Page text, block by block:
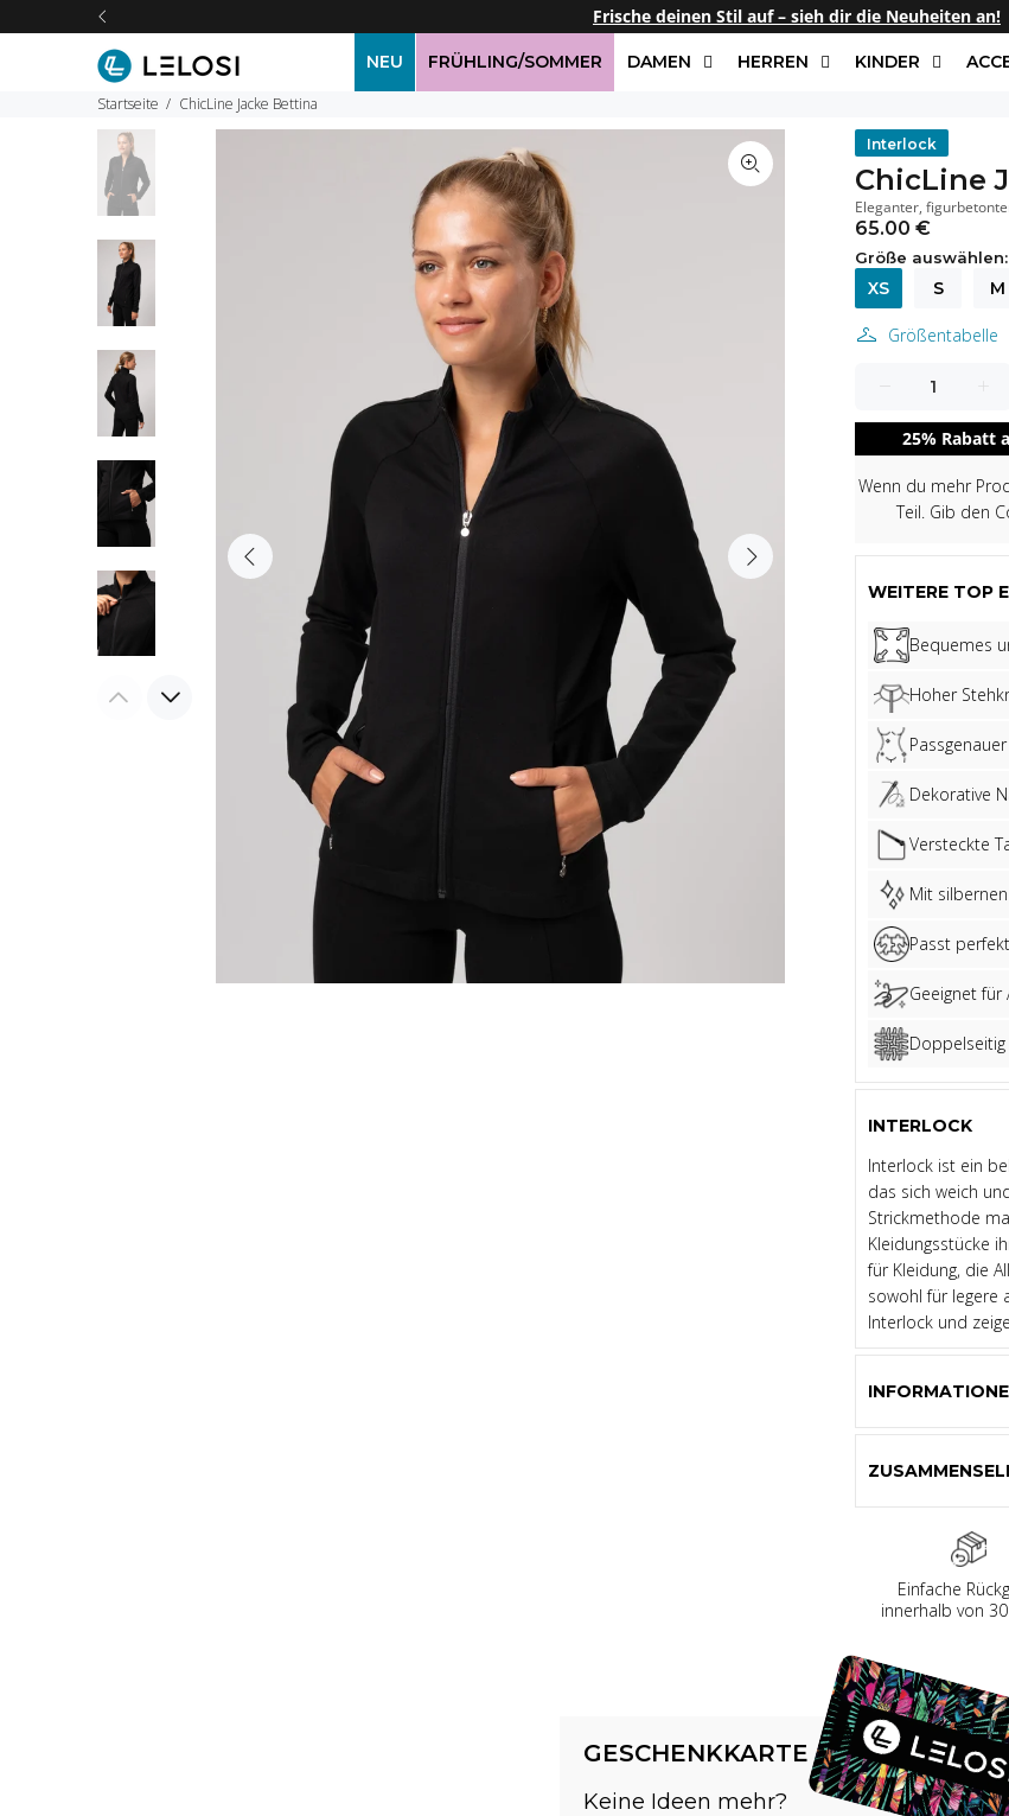
Frische deinen Stil auf – sieh dir die Neuheiten an!
NEU FRÜHLING/SOMMER DAMEN HERREN KINDER
Startseite ChicLine Jacke Bettina
Interlock
ChicLine
Eleganter,
65.00 €
Größe auswählen:
XS S M
Größentabelle
25% Rabatt
Wenn du mehr
Teil. Gib den
WEITERE TOP
Bequemes
Hoher
Dekorative
Versteckte
Mit
Passt
Geeignet
INTERLOCK
Interlock ist ein
das sich weich
Strickmethode
Kleidungsstücke
für Kleidung, die
sowohl für legere
Interlock und
Einfache
innerhalb von
GESCHENKKARTE
Keine Ideen mehr?